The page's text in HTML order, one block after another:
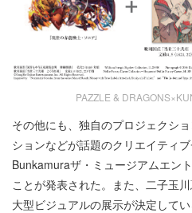
PAZZLE &
その他にも、独自のプロジェクシ
ションなどが話題のクリエイティ
Bunkamuraザ・ミュージアムエン
ことが発表された。また、二子玉
大型ビジュアルの展示が決定して